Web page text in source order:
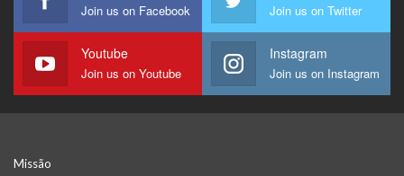
Join us on Facebook Join us on Twitter
Youtube
Join us on Youtube
Instagram
Join us on Instagram
Missão